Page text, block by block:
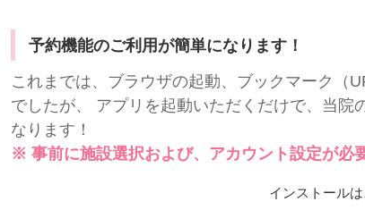
予約機能のご利用が簡単になります！
これまでは、ブラウザの起動、ブックマーク（
でしたが、 アプリを起動いただくだけで、当
なります！
※ 事前に施設選択および、アカウント設定が必
インストール